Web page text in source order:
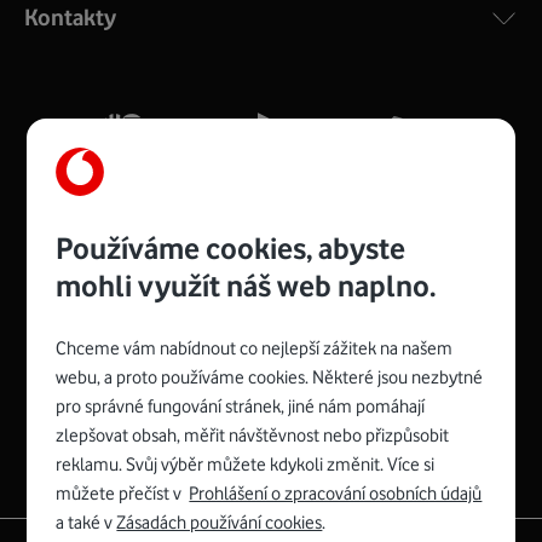
silný signál pro celou domácnost. Kompaktní rozměry 21
Více o COMPAL CH7465VF
Zyxel VMG8623-T50B:
Rozměry modemu jsou 16 x 22 x 7,5 cm (včetně stojánku)
a nabízí 4 gigabitové LAN porty a bezdrátové připojení Wi-
Fi ve verzích 802.11 b/g/n/ac pro frekvenci 2,4 GHz a
Spojte se s Vodafonem
Kontakty
Používáme cookies, abyste
mohli využít náš web naplno.
Chceme vám nabídnout co nejlepší zážitek na našem
webu, a proto používáme cookies. Některé jsou nezbytné
pro správné fungování stránek, jiné nám pomáhají
zlepšovat obsah, měřit návštěvnost nebo přizpůsobit
reklamu. Svůj výběr můžete kdykoli změnit. Více si
můžete přečíst v Prohlášení o zpracování osobních údajů
a také vZásadách používání cookies.